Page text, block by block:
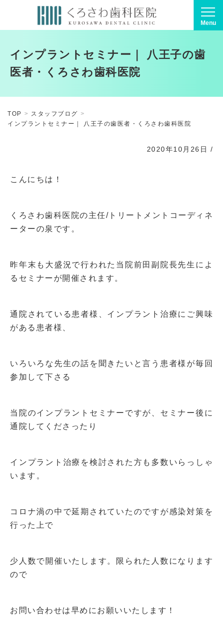
Menu
インプラントセミナー｜ 八王子の歯
医者・くろさわ歯科医院
TOP
スタッフブログ
インプラントセミナー｜ 八王子の歯医者・くろさわ歯科医院
2020年10月26日 /
こんにちは！
くろさわ歯科医院の主任/トリートメントコーディネ
ーターの泉です。
昨年末も大盛況で行われた当院前田副院長先生によ
るセミナーが開催されます。
通院されている患者様、インプラント治療にご興味
がある患者様、
いろいろな先生の話を聞きたいと言う患者様が毎回
参加して下さる
当院のインプラントセミナーですが、セミナー後に
通院してくださったり
インプラント治療を検討された方も多数いらっしゃ
います。
コロナ渦の中で延期されていたのですが感染対策を
行った上で
少人数で開催いたします。限られた人数になります
ので
お問い合わせは早めにお願いいたします！